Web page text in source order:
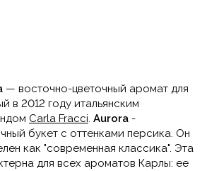
— восточно-цветочный аромат для
в 2012 году итальянским
Carla Fracci. Aurora -
букет с оттенками персика. Он
как "современная классика". Эта
для всех ароматов Карлы: ее